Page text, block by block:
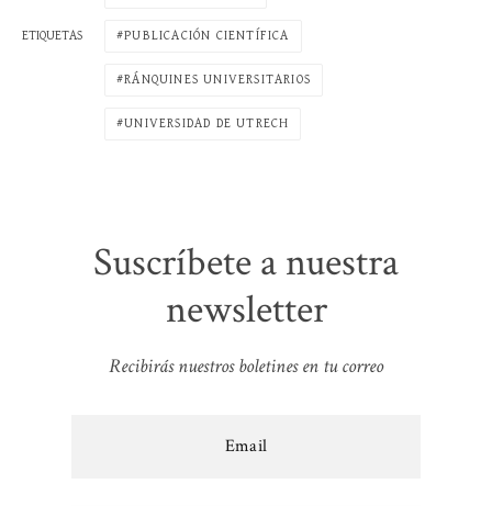
ETIQUETAS PUBLICACIÓN CIENTÍFICA
RÁNQUINES UNIVERSITARIOS
UNIVERSIDAD DE UTRECH
Suscríbete a nuestra
newsletter
Recibirás nuestros boletines en tu correo